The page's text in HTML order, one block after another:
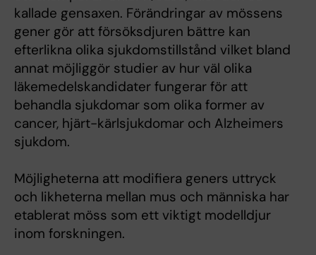
kallade gensaxen. Förändringar av mössens
gener gör att försöksdjuren bättre kan
efterlikna olika sjukdomstillstånd vilket bland
annat möjliggör studier av hur väl olika
läkemedelskandidater fungerar för att
behandla sjukdomar som olika former av
cancer, hjärt-kärlsjukdomar och Alzheimers
sjukdom.
Möjligheterna att modifiera geners uttryck
och likheterna mellan mus och människa har
etablerat möss som ett viktigt modelldjur
inom forskningen.